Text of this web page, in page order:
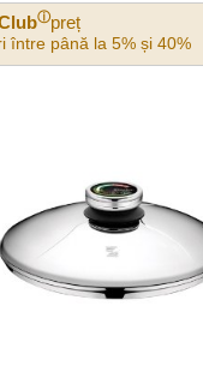
ⓘpreț
între până la 5% și 40%